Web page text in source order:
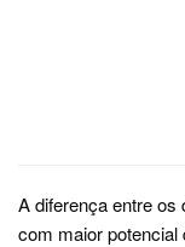
A diferença entre os
com maior